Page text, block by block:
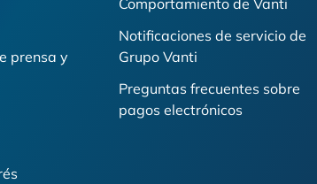
prensa y
Comportamiento de Vanti
Notificaciones de servicio de
Grupo Vanti
Preguntas frecuentes sobre
pagos electrónicos